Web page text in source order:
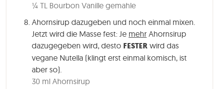
¼ TL Bourbon Vanille gemahle
Ahornsirup dazugeben und noch einmal mixen.
Jetzt wird die Masse fest: Je mehr Ahornsirup
dazugegeben wird, desto FESTER wird das
vegane Nutella (klingt erst einmal komisch, ist
aber so).
30 ml Ahornsirup